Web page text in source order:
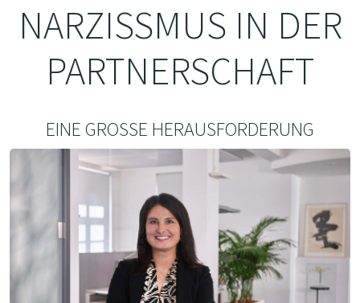
NARZISSMUS IN DER
PARTNERSCHAFT
EINE GROSSE HERAUSFORDERUNG